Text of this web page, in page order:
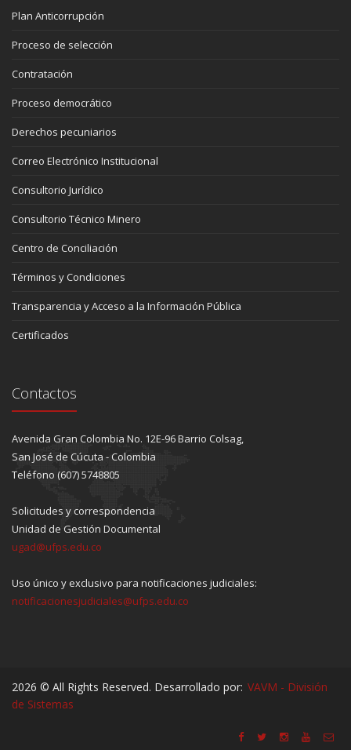
Plan Anticorrupción
Proceso de selección
Contratación
Proceso democrático
Derechos pecuniarios
Correo Electrónico Institucional
Consultorio Jurídico
Consultorio Técnico Minero
Centro de Conciliación
Términos y Condiciones
Transparencia y Acceso a la Información Pública
Certificados
Contactos
Avenida Gran Colombia No. 12E-96 Barrio Colsag,
San José de Cúcuta - Colombia
Teléfono (607) 5748805
Solicitudes y correspondencia
Unidad de Gestión Documental
ugad@ufps.edu.co
Uso único y exclusivo para notificaciones judiciales:
notificacionesjudiciales@ufps.edu.co
2026 © All Rights Reserved. Desarrollado por: VAVM - División
de Sistemas